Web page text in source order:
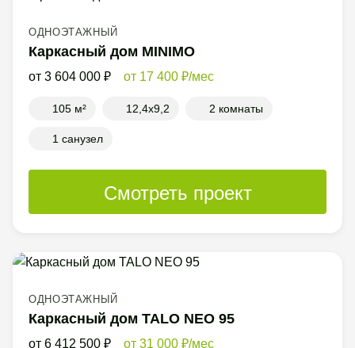
ОДНОЭТАЖНЫЙ
Каркасный дом MINIMO
3 604 000 17 400 /мес
105 м² 12,4x9,2 2 комнаты
1 санузел
Смотреть проект
ОДНОЭТАЖНЫЙ
Каркасный дом TALO NEO 95
6 412 500 31 000 /мес